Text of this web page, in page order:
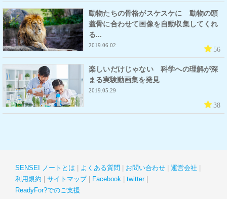
動物たちの骨格がスケスケに 動物の頭
蓋骨に合わせて画像を自動収集してくれ
る...
2019.06.02
56
楽しいだけじゃない 科学への理解が深
まる実験動画集を発見
2019.05.29
38
SENSEI ノートとは よくある質問 お問い合わせ
運営会社
利用規約
サイトマップ Facebook
twitter
ReadyFor?でのご支援